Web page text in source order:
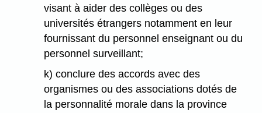
visant à aider des collèges ou des
universités étrangers notamment en leur
fournissant du personnel enseignant ou du
personnel surveillant;
k) conclure des accords avec des
organismes ou des associations dotés de
la personnalité morale dans la province